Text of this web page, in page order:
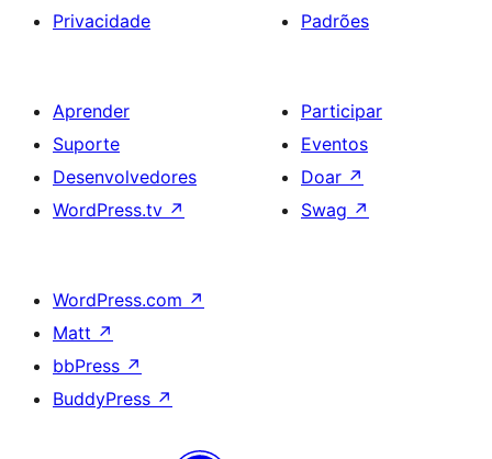
Privacidade
Padrões
Aprender
Suporte
Desenvolvedores
WordPress.tv ↗
Participar
Eventos
Doar ↗
Swag ↗
WordPress.com ↗
Matt ↗
bbPress ↗
BuddyPress ↗